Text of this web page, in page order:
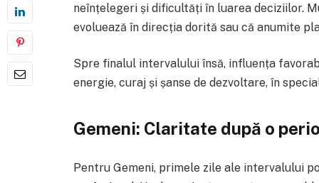
neînțelegeri și dificultăți în luarea deciziilor.
evoluează în direcția dorită sau că anumite
Spre finalul intervalului însă, influența
energie, curaj și șanse de dezvoltare, în
Gemeni: Claritate după o
Pentru Gemeni, primele zile ale intervalului